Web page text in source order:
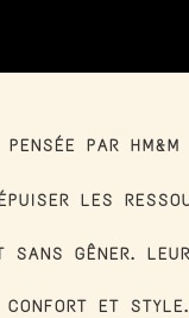
PAR HM&M
LES
GÊNER.
CONFORT ET STYLE.